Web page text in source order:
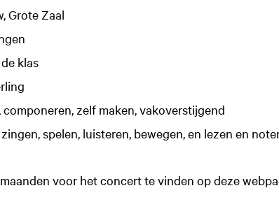
Grote Zaal
klas
zelf maken, vakoverstijgend
spelen, luisteren, bewegen, en lezen en
voor het concert te vinden op deze